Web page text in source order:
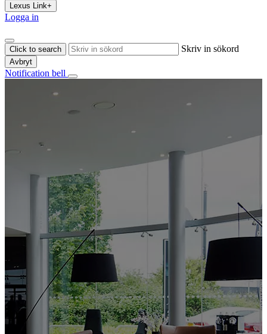
Lexus Link+
Logga in
Click to search Skriv in sökord
Avbryt
Notification bell